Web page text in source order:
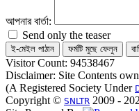
আপনার বার্তা:
Send only the teaser
Visitor Count: 94538467
Disclaimer: Site Contents
(A Registered Society Under
Copyright © SNLTR 2009 -